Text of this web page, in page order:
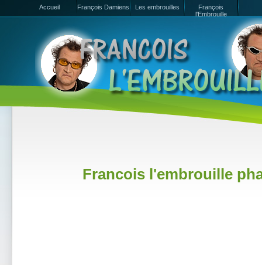
Accueil François Damiens Les embrouilles
François
l'Embrouille
Francois l'embrouille